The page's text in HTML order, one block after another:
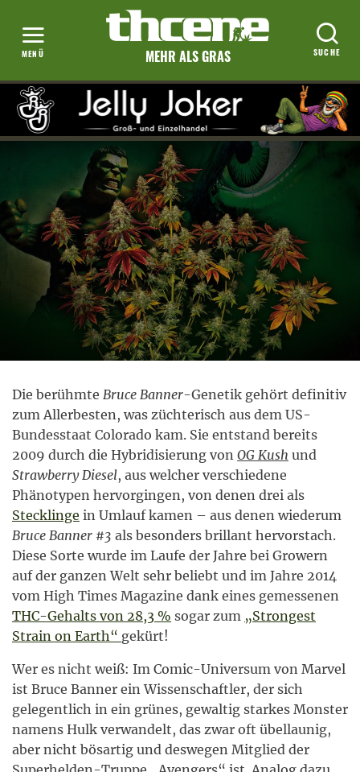
MEHR ALS GRAS
Die berühmte Bruce Banner-Genetik gehört definitiv
zum Allerbesten, was züchterisch aus dem US-
Bundesstaat Colorado kam. Sie entstand bereits
2009 durch die Hybridisierung von OG Kush und
Strawberry Diesel, aus welcher verschiedene
Phänotypen hervorgingen, von denen drei als
Stecklinge in Umlauf kamen – aus denen wiederum
Bruce Banner #3 als besonders brillant hervorstach.
Diese Sorte wurde im Laufe der Jahre bei Growern
auf der ganzen Welt sehr beliebt und im Jahre 2014
vom High Times Magazine dank eines gemessenen
THC-Gehalts von 28,3 % sogar zum „Strongest
Strain on Earth“ gekürt!
Wer es nicht weiß: Im Comic-Universum von Marvel
ist Bruce Banner ein Wissenschaftler, der sich
gelegentlich in ein grünes, gewaltig starkes Monster
namens Hulk verwandelt, das zwar oft übellaunig,
aber nicht bösartig und deswegen Mitglied der